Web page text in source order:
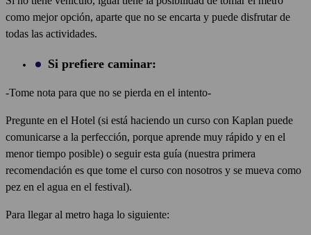
como mejor opción, aparte que no se encarta y puede disfrutar de
todas las actividades.
Si prefiere caminar:
-Tome nota para que no se pierda en el intento-
Pregunte en el Hotel (si está haciendo un curso con Kaplan puede
comunicarse a la perfección, porque aprende muy rápido y en el
menor tiempo posible) o seguir esta guía (nuestra primera
recomendación es que tome el curso con nosotros y se mueva como
pez en el agua en el festival).
Para llegar al metro haga lo siguiente: